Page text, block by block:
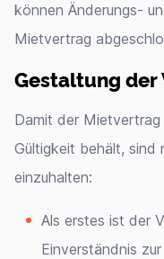
können Änderungs-
Mietvertrag
Gestaltung
Damit der
Gültigkeit behält, sind
einzuhalten:
Als erstes ist der
Einverständnis